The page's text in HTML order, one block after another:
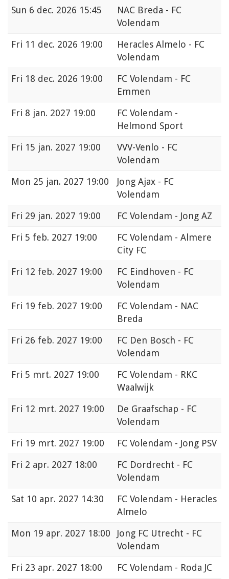
Sun 6 dec. 2026 15:45
NAC Breda - FC
Volendam
Fri 11 dec. 2026 19:00
Heracles Almelo - FC
Volendam
Fri 18 dec. 2026 19:00
FC Volendam - FC
Emmen
Fri 8 jan. 2027 19:00
FC Volendam -
Helmond Sport
Fri 15 jan. 2027 19:00
VVV-Venlo - FC
Volendam
Mon 25 jan. 2027 19:00
Jong Ajax - FC
Volendam
Fri 29 jan. 2027 19:00
FC Volendam - Jong AZ
Fri 5 feb. 2027 19:00
FC Volendam - Almere
City FC
Fri 12 feb. 2027 19:00
FC Eindhoven - FC
Volendam
Fri 19 feb. 2027 19:00
FC Volendam - NAC
Breda
Fri 26 feb. 2027 19:00
FC Den Bosch - FC
Volendam
Fri 5 mrt. 2027 19:00
FC Volendam - RKC
Waalwijk
Fri 12 mrt. 2027 19:00
De Graafschap - FC
Volendam
Fri 19 mrt. 2027 19:00
FC Volendam - Jong PSV
Fri 2 apr. 2027 18:00
FC Dordrecht - FC
Volendam
Sat 10 apr. 2027 14:30
FC Volendam - Heracles
Almelo
Mon 19 apr. 2027 18:00
Jong FC Utrecht - FC
Volendam
Fri 23 apr. 2027 18:00
FC Volendam - Roda JC